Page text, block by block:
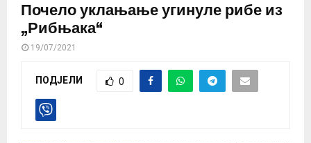
Почело уклањање угинуле рибе из
„Рибњака“
19/07/2021
ПОДЈЕЛИ 0